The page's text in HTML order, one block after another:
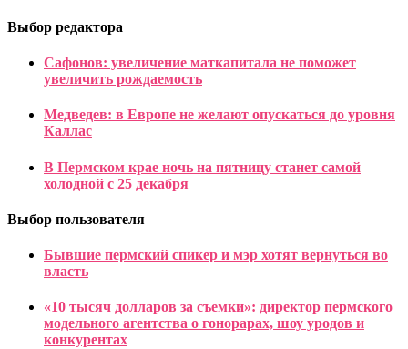
Выбор редактора
Сафонов: увеличение маткапитала не поможет
увеличить рождаемость
Медведев: в Европе не желают опускаться до уровня
Каллас
В Пермском крае ночь на пятницу станет самой
холодной с 25 декабря
Выбор пользователя
Бывшие пермский спикер и мэр хотят вернуться во
власть
«10 тысяч долларов за съемки»: директор пермского
модельного агентства о гонорарах, шоу уродов и
конкурентах